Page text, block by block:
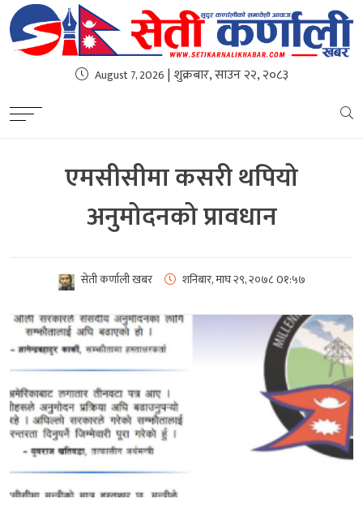
August 7, 2026 | शुक्रबार, साउन २२, २०८३
एमसीसीमा कसरी थपियो
अनुमोदनको प्रावधान
सेती कर्णाली खबर शनिबार, माघ २९, २०७८0१:५७